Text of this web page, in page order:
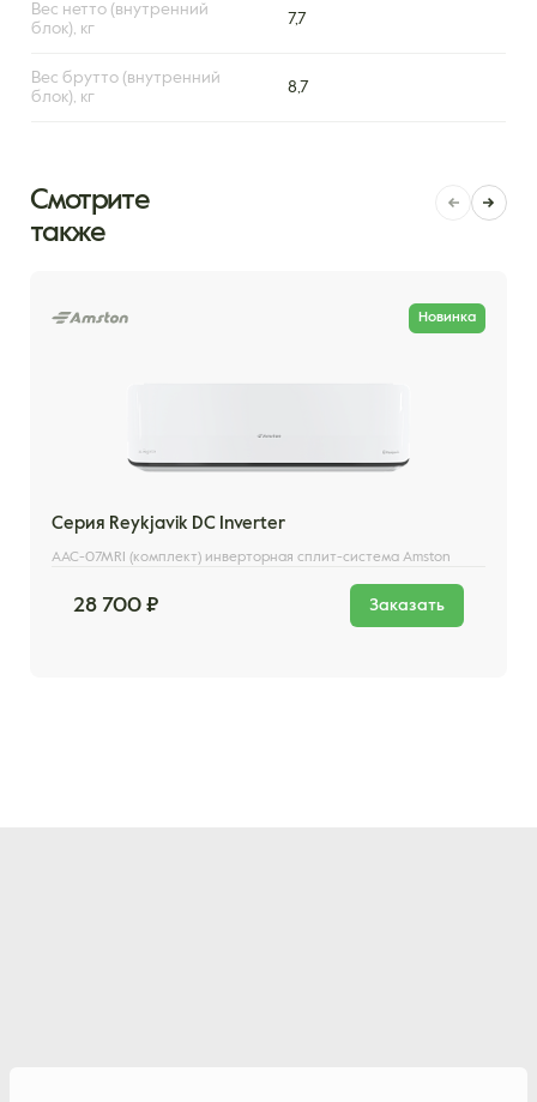
Вес нетто (внутренний
блок), кг
7,7
Вес брутто (внутренний
блок), кг
8,7
Смотрите
также
Новинка
Серия Reykjavik DC Inverter
AAC-07MRI (комплект) инверторная сплит-система Amston
28 700 ₽ Заказать